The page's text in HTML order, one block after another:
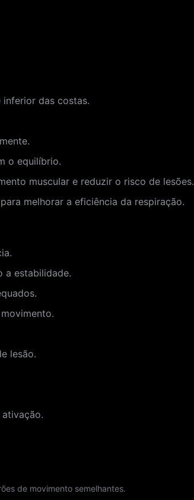
das costas.
o equilíbrio.
muscular e reduzir o risco de lesões.
melhorar a eficiência da respiração.
a estabilidade.
lesão.
de movimento semelhantes.